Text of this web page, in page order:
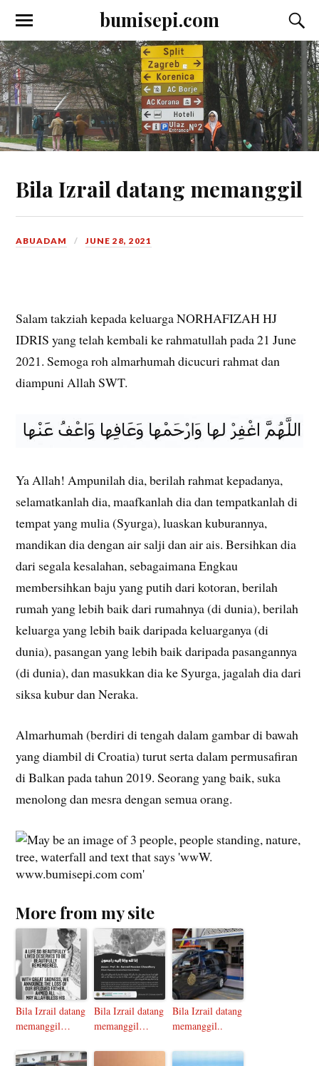
bumisepi.com
Bila Izrail datang memanggil
ABUADAM JUNE 28, 2021
Salam takziah kepada keluarga NORHAFIZAH HJ
IDRIS yang telah kembali ke rahmatullah pada 21 June
2021. Semoga roh almarhumah dicucuri rahmat dan
diampuni Allah SWT.
Ya Allah! Ampunilah dia, berilah rahmat kepadanya,
selamatkanlah dia, maafkanlah dia dan tempatkanlah di
tempat yang mulia (Syurga), luaskan kuburannya,
mandikan dia dengan air salji dan air ais. Bersihkan dia
dari segala kesalahan, sebagaimana Engkau
membersihkan baju yang putih dari kotoran, berilah
rumah yang lebih baik dari rumahnya (di dunia), berilah
keluarga yang lebih baik daripada keluarganya (di
dunia), pasangan yang lebih baik daripada pasangannya
(di dunia), dan masukkan dia ke Syurga, jagalah dia dari
siksa kubur dan Neraka.
Almarhumah (berdiri di tengah dalam gambar di bawah
yang diambil di Croatia) turut serta dalam permusafiran
di Balkan pada tahun 2019. Seorang yang baik, suka
menolong dan mesra dengan semua orang.
More from my site
Bila Izrail datang
memanggil…
Bila Izrail datang
memanggil…
Bila Izrail datang
memanggil..